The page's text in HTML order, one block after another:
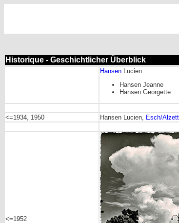
Historique - Geschichtlicher Überblick
Hansen Lucien
Hansen Jeanne
Hansen Georgette
<=1934, 1950 Hansen Lucien, Esch/
<=1952